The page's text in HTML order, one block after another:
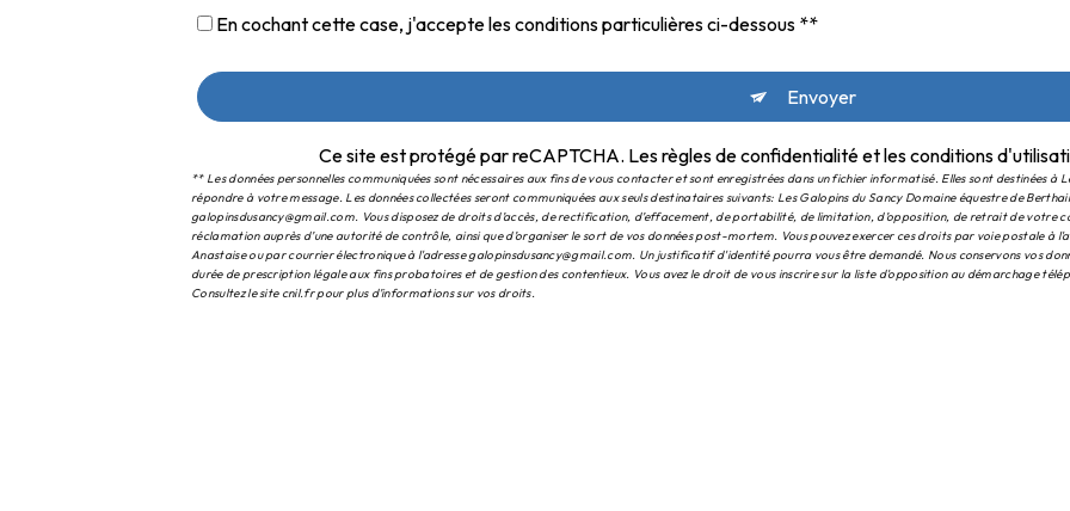
En cochant cette case, j'accepte les conditions particulières ci-dessous **
Envoyer
Ce site est protégé par reCAPTCHA. Lesrègles de confidentialitéet lesconditions
** Les données personnelles communiquées sont nécessaires aux fins de vous contacter et sont enregistrées dans un fichier informatisé. Elles sont destinées à
répondre à votre message. Les données collectées seront communiquées aux seuls destinataires suivants: Les Galopins du Sancy Domaine équestre de
galopinsdusancy@gmail.com. Vous disposez de droits d’accès, de rectification, d’effacement, de portabilité, de limitation, d’opposition, de retrait de votre
réclamation auprès d’une autorité de contrôle, ainsi que d’organiser le sort de vos données post-mortem. Vous pouvez exercer ces droits par voie postale à
Anastaise ou par courrier électronique à l'adresse galopinsdusancy@gmail.com. Un justificatif d'identité pourra vous être demandé. Nous conservons vos
durée de prescription légale aux fins probatoires et de gestion des contentieux. Vous avez le droit de vous inscrire sur la liste d'opposition au démarchage
Consultez le site cnil.fr pour plus d’informations sur vos droits.